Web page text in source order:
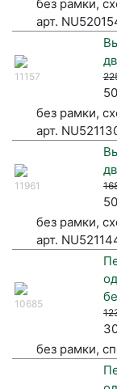
без рамки,
арт.
11157
без рамки,
арт.
11961
без рамки,
арт.
10685
без рамки,